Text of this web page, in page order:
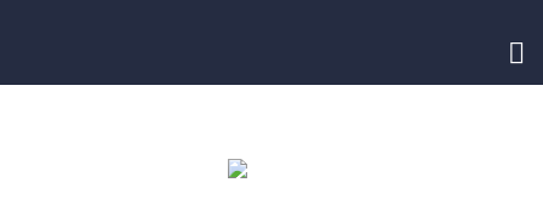
CONTACTO